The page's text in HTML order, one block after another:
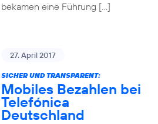
bekamen eine Führung […]
27. April 2017
SICHER UND TRANSPARENT:
Mobiles Bezahlen bei
Telefónica
Deutschland